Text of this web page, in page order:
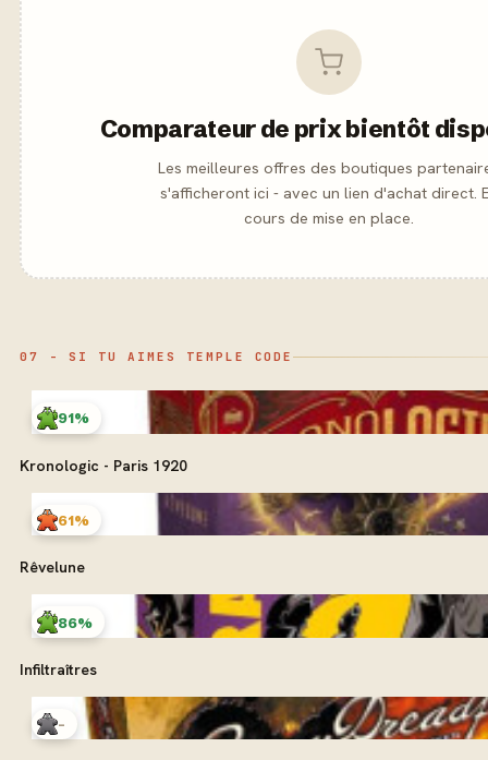
Comparateur de prix bientôt
Les meilleures offres des boutiques
s'afficheront ici - avec un lien d'achat direct.
cours de mise en place.
07 - SI TU AIMES TEMPLE CODE
91%
Kronologic - Paris 1920
61%
Rêvelune
86%
Infiltraîtres
-